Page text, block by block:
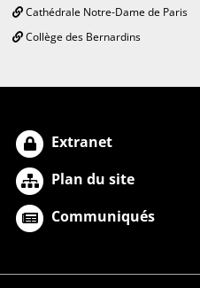
Cathédrale Notre-Dame de Paris
Collège des Bernardins
Extranet
Plan du site
Communiqués